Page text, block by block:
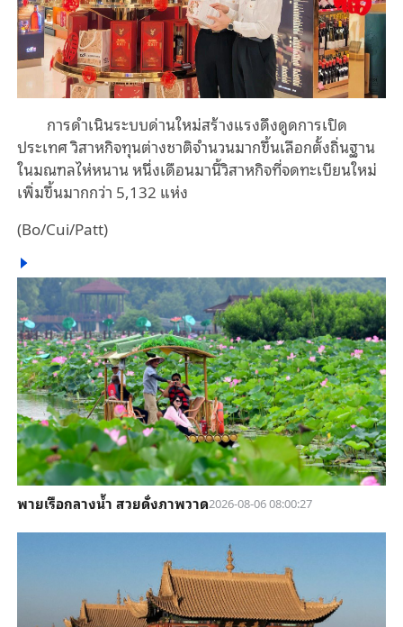
การดำเนินระบบด่านใหม่สร้างแรงดึงดูดการเปิด
ประเทศ วิสาหกิจทุนต่างชาติจำนวนมากขึ้นเลือกตั้งถิ่นฐาน
ในมณฑลไห่หนาน หนึ่งเดือนมานี้วิสาหกิจที่จดทะเบียนใหม่
เพิ่มขึ้นมากกว่า 5,132 แห่ง
(Bo/Cui/Patt)
พายเรือกลางน้ำ สวยดั่งภาพวาด2026-08-06 08:00:27